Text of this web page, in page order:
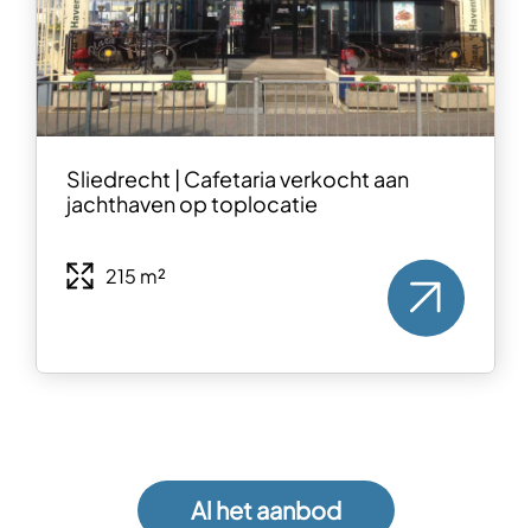
Sliedrecht | Cafetaria verkocht aan
jachthaven op toplocatie
215 m²
Al het aanbod